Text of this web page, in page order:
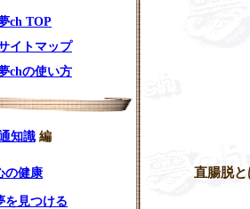
直腸脱と
ch TOP
イトマップ
chの使い方
知識編
の健康
を見つける